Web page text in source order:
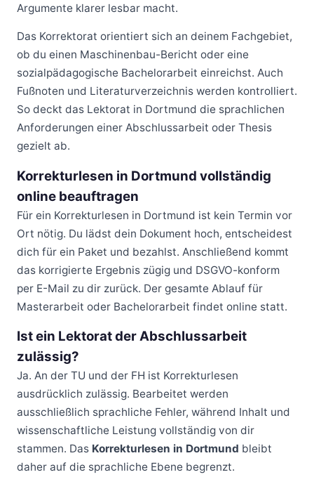
Argumente klarer lesbar macht.
Das Korrektorat orientiert sich an deinem Fachgebiet,
ob du einen Maschinenbau-Bericht oder eine
sozialpädagogische Bachelorarbeit einreichst. Auch
Fußnoten und Literaturverzeichnis werden kontrolliert.
So deckt das Lektorat in Dortmund die sprachlichen
Anforderungen einer Abschlussarbeit oder Thesis
gezielt ab.
Korrekturlesen in Dortmund vollständig
online beauftragen
Für ein Korrekturlesen in Dortmund ist kein Termin vor
Ort nötig. Du lädst dein Dokument hoch, entscheidest
dich für ein Paket und bezahlst. Anschließend kommt
das korrigierte Ergebnis zügig und DSGVO-konform
per E-Mail zu dir zurück. Der gesamte Ablauf für
Masterarbeit oder Bachelorarbeit findet online statt.
Ist ein Lektorat der Abschlussarbeit
zulässig?
Ja. An der TU und der FH ist Korrekturlesen
ausdrücklich zulässig. Bearbeitet werden
ausschließlich sprachliche Fehler, während Inhalt und
wissenschaftliche Leistung vollständig von dir
stammen. Das Korrekturlesen in Dortmund bleibt
daher auf die sprachliche Ebene begrenzt.